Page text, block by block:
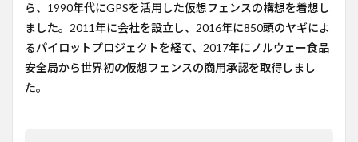
ンア
プリ
4
どう
課題
ら、1990年代にGPSを活用した仮想フェンスの構想を着想し
ました。2011年に会社を設立し、2016年に850頭のヤギによ
るパイロットプロジェクトを経て、2017年にノルウェー食品
安全局から世界初の仮想フェンスの商用承認を取得しまし
た。